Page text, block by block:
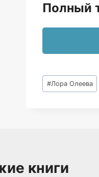
Полный
Метки
записи:
#Лора Олеева
книги